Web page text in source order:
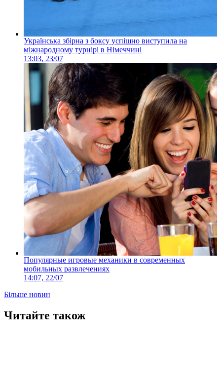
Українська збірна з боксу успішно виступила на
міжнародному турнірі в Німеччині
13:03, 23/07
Популярные игровые механики в современных
мобильных развлечениях
14:07, 22/07
Більше новин
Читайте також